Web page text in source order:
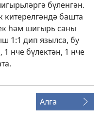
бүленгән.
китерелгәндә башта
һәм шигырь саны
1:1 дип язылса, бу
нче бүлектән, 1 нче
Алга